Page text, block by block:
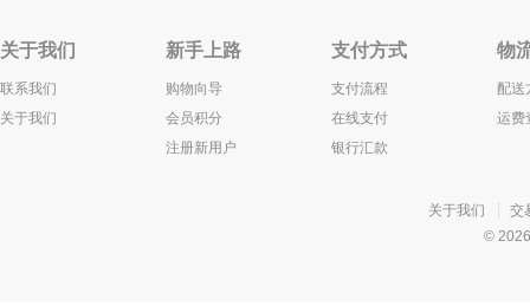
关于我们
联系我们
关于我们
新手上路
购物向导
会员积分
注册新用户
支付方式
支付流程
在线支付
银行汇款
物
配送
运费
关于我们
交
©